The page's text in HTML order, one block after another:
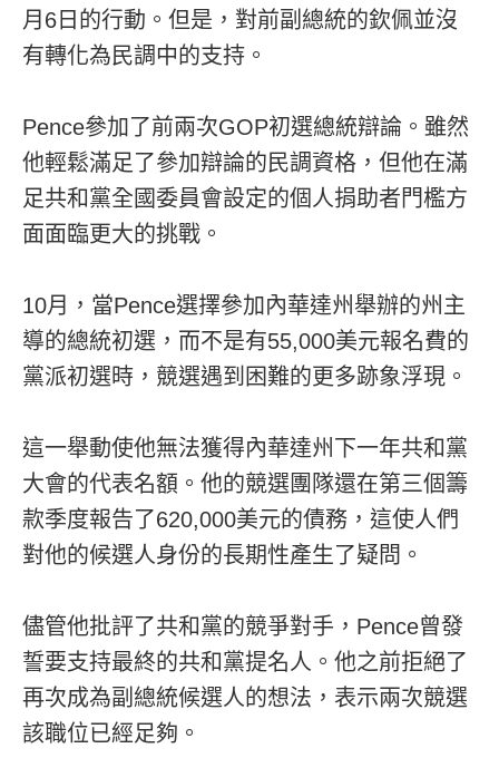
月6日的行動。但是，對前副總統的欽佩並沒
有轉化為民調中的支持。
Pence參加了前兩次GOP初選總統辯論。雖然
他輕鬆滿足了參加辯論的民調資格，但他在滿
足共和黨全國委員會設定的個人捐助者門檻方
面面臨更大的挑戰。
10月，當Pence選擇參加內華達州舉辦的州主
導的總統初選，而不是有55,000美元報名費的
黨派初選時，競選遇到困難的更多跡象浮現。
這一舉動使他無法獲得內華達州下一年共和黨
大會的代表名額。他的競選團隊還在第三個籌
款季度報告了620,000美元的債務，這使人們
對他的候選人身份的長期性產生了疑問。
儘管他批評了共和黨的競爭對手，Pence曾發
誓要支持最終的共和黨提名人。他之前拒絕了
再次成為副總統候選人的想法，表示兩次競選
該職位已經足夠。